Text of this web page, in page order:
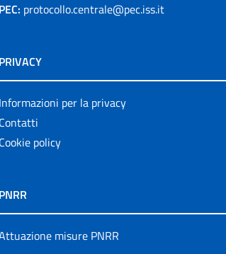
PEC: protocollo.centrale@pec.iss.it
PRIVACY
Informazioni per la privacy
Contatti
Cookie policy
PNRR
misure PNRR